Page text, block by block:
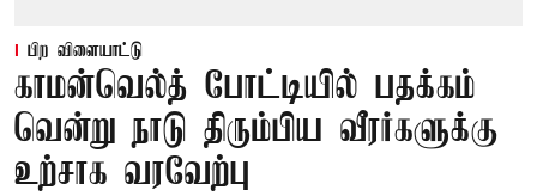
பிற விளையாட்டு
காமன்வெல்த் போட்டியில் பதக்கம்
வென்று நாடு திரும்பிய வீரர்களுக்கு
உற்சாக வரவேற்பு